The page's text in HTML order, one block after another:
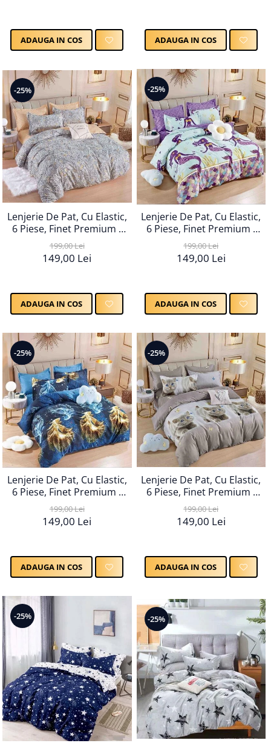
ADAUGA IN COS ADAUGA IN COS
-25%
Lenjerie De Pat, Cu Elastic,
6 Piese, Finet Premium -
LPBF6PE54
199,00 Lei
149,00 Lei
ADAUGA IN COS
-25%
Lenjerie De Pat, Cu Elastic,
6 Piese, Finet Premium -
LPBF6PE56
199,00 Lei
149,00 Lei
ADAUGA IN COS
-25%
Lenjerie De Pat, Cu Elastic,
6 Piese, Finet Premium -
LPBF6PE57
199,00 Lei
149,00 Lei
ADAUGA IN COS
-25%
Lenjerie De Pat, Cu Elastic,
6 Piese, Finet Premium -
LPBF6PE58
199,00 Lei
149,00 Lei
ADAUGA IN COS
-25% -25%